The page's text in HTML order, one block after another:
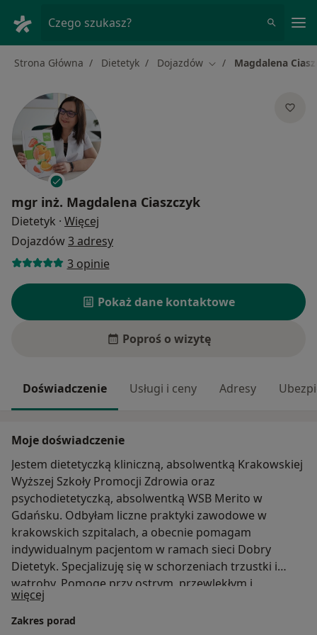
Czego szukasz?
Strona Główna Dietetyk Dojazdów Zmień miasto
Magdalena
mgr inż. Magdalena Ciaszczyk
Dietetyk · Więcej
Dojazdów3 adresy
3 opinie
Pokaż dane kontaktowe
Poproś o wizytę
Doświadczenie Usługi i ceny Adresy
Moje doświadczenie
Jestem dietetyczką kliniczną, absolwentką Krakowskiej
Wyższej Szkoły Promocji Zdrowia oraz
psychodietetyczką, absolwentką WSB Merito w
Gdańsku. Odbyłam liczne praktyki zawodowe w
krakowskich szpitalach, a obecnie pomagam
indywidualnym pacjentom w ramach sieci Dobry
Dietetyk. Specjalizuję się w schorzeniach trzustki i
wątroby. Pomogę przy ostrym, przewlekłym i
autoimmunologicznym zapaleniu trzustki,
przewlekłym zapaleniu wątroby, a także cukrzycy i
więcej
Zakres porad